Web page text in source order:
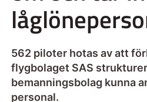
562 piloter hotas av att
flygbolaget SAS
bemanningsbolag kunna
personal.